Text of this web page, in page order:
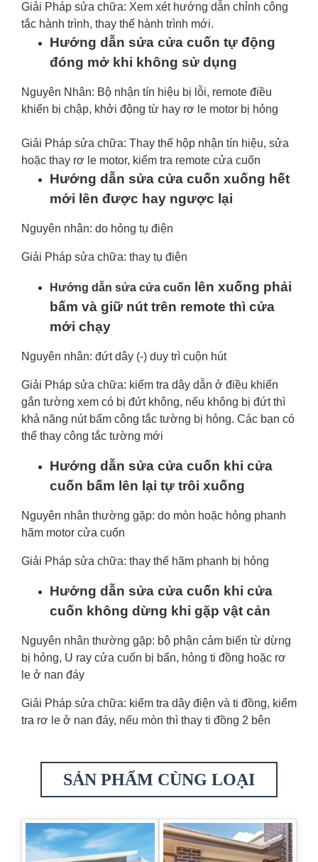
Giải Pháp sửa chữa: Xem xét hướng dẫn chỉnh công
tắc hành trình, thay thế hành trình mới.
Hướng dẫn sửa cửa cuốn tự động
đóng mở khi không sử dụng
Nguyên Nhân: Bộ nhận tín hiệu bị lỗi, remote điều
khiển bị chập, khởi động từ hay rơ le motor bị hỏng
Giải Pháp sửa chữa: Thay thế hộp nhận tín hiệu, sửa
hoặc thay rơ le motor, kiểm tra remote cửa cuốn
Hướng dẫn sửa cửa cuốn xuống hết
mới lên được hay ngược lại
Nguyên nhân: do hỏng tụ điện
Giải Pháp sửa chữa: thay tụ điện
Hướng dẫn sửa cửa cuốn
lên xuống phải
bấm và giữ nút trên remote thì cửa
mới chạy
Nguyên nhân: đứt dây (-) duy trì cuộn hút
Giải Pháp sửa chữa: kiểm tra dây dẫn ở điều khiển
gắn tường xem có bị đứt không, nếu không bị đứt thì
khả năng nút bấm công tắc tường bị hỏng. Các bạn có
thể thay công tắc tường mới
Hướng dẫn sửa cửa cuốn khi cửa
cuốn bấm lên lại tự trôi xuống
Nguyên nhân thường gặp: do mòn hoặc hỏng phanh
hãm motor cửa cuốn
Giải Pháp sửa chữa: thay thế hãm phanh bị hỏng
Hướng dẫn sửa cửa cuốn khi cửa
cuốn không dừng khi gặp vật cản
Nguyên nhân thường gặp: bộ phận cảm biến từ dừng
bị hỏng, U ray cửa cuốn bị bẩn, hỏng ti đồng hoặc rơ
le ở nan đáy
Giải Pháp sửa chữa: kiểm tra dây điện và ti đồng, kiểm
tra rơ le ở nan đáy, nếu mòn thì thay ti đồng 2 bên
SẢN PHẨM CÙNG LOẠI